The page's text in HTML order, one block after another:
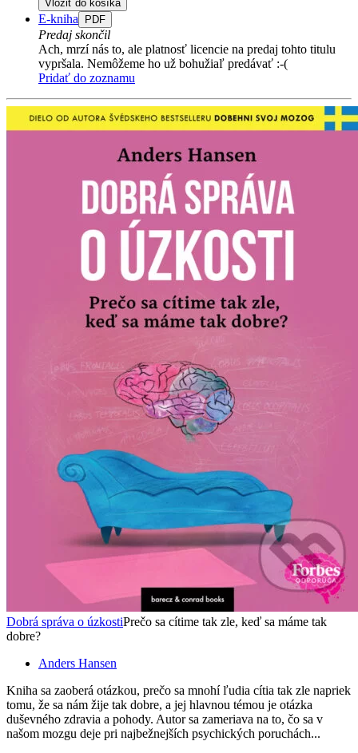
Vložiť do košíka
E-kniha PDF
Predaj skončil
Ach, mrzí nás to, ale platnosť licencie na predaj tohto titulu
vypršala. Nemôžeme ho už bohužiaľ predávať :-(
Pridať do zoznamu
Dobrá správa o úzkostiPrečo sa cítime tak zle, keď sa máme tak
dobre?
Anders Hansen
Kniha sa zaoberá otázkou, prečo sa mnohí ľudia cítia tak zle napriek
tomu, že sa nám žije tak dobre, a jej hlavnou témou je otázka
duševného zdravia a pohody. Autor sa zameriava na to, čo sa v
našom mozgu deje pri najbežnejších psychických poruchách...